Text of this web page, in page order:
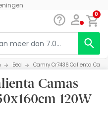
0
Bed Camry Cr7436 Calienta
Camas
120W